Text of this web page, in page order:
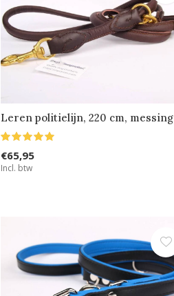
Leren politielijn, 220 cm, messing
€65,95
Incl. btw